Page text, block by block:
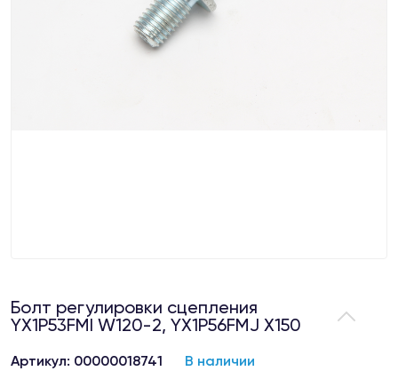
Болт регулировки сцепления
YX1P53FMI W120-2, YX1P56FMJ X150
Артикул: 00000018741 В наличии